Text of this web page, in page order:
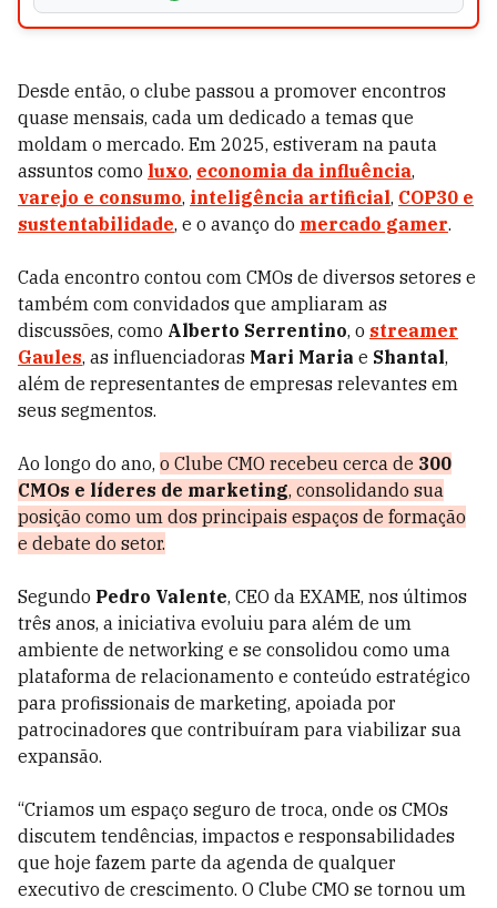
Desde então, o clube passou a promover encontros
quase mensais, cada um dedicado a temas que
moldam o mercado. Em 2025, estiveram na pauta
assuntos como luxo, economia da influência,
varejo e consumo, inteligência artificial, COP30 e
sustentabilidade, e o avanço do mercado gamer.
Cada encontro contou com CMOs de diversos setores e
também com convidados que ampliaram as
discussões, como Alberto Serrentino, o streamer
Gaules, as influenciadoras Mari Maria e Shantal,
além de representantes de empresas relevantes em
seus segmentos.
Ao longo do ano, o Clube CMO recebeu cerca de 300
CMOs e líderes de marketing, consolidando sua
posição como um dos principais espaços de formação
e debate do setor.
Segundo Pedro Valente, CEO da EXAME, nos últimos
três anos, a iniciativa evoluiu para além de um
ambiente de networking e se consolidou como uma
plataforma de relacionamento e conteúdo estratégico
para profissionais de marketing, apoiada por
patrocinadores que contribuíram para viabilizar sua
expansão.
“Criamos um espaço seguro de troca, onde os CMOs
discutem tendências, impactos e responsabilidades
que hoje fazem parte da agenda de qualquer
executivo de crescimento. O Clube CMO se tornou um